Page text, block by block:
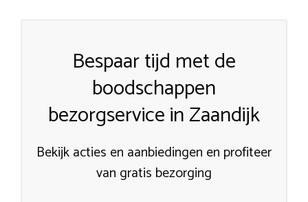
Bespaar tijd met de
boodschappen
bezorgservice in Zaandijk
Bekijk acties en aanbiedingen en profiteer
van gratis bezorging